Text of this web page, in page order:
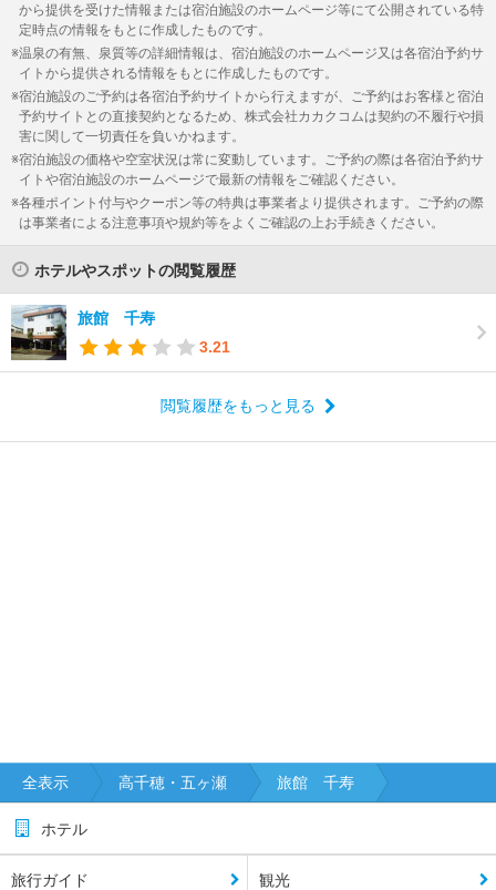
から提供を受けた情報または宿泊施設のホームページ等にて公開されている特
定時点の情報をもとに作成したものです。
温泉の有無、泉質等の詳細情報は、宿泊施設のホームページ又は各宿泊予約サ
イトから提供される情報をもとに作成したものです。
宿泊施設のご予約は各宿泊予約サイトから行えますが、ご予約はお客様と宿泊
予約サイトとの直接契約となるため、株式会社カカクコムは契約の不履行や損
害に関して一切責任を負いかねます。
宿泊施設の価格や空室状況は常に変動しています。ご予約の際は各宿泊予約サ
イトや宿泊施設のホームページで最新の情報をご確認ください。
各種ポイント付与やクーポン等の特典は事業者より提供されます。ご予約の際
は事業者による注意事項や規約等をよくご確認の上お手続きください。
ホテルやスポットの閲覧履歴
旅館 千寿
3.21
閲覧履歴をもっと見る
全表示 高千穂・五ヶ瀬 旅館 千寿
ホテル
旅行ガイド 観光